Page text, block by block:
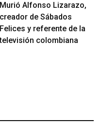
Murió Alfonso Lizarazo,
creador de Sábados
Felices y referente de la
televisión colombiana